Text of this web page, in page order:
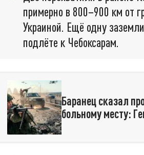
примерно в 800–900 км от
Украиной. Ещё одну
подлёте к Чебоксарам.
Баранец сказал
больному месту: